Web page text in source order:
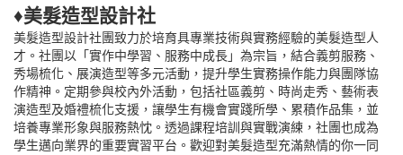
♦美髮造型設計社
美髮造型設計社團致力於培育具專業技術與實務經驗的美髮造型人
才。社團以「實作中學習、服務中成長」為宗旨，結合義剪服務、
秀場梳化、展演造型等多元活動，提升學生實務操作能力與團隊協
作精神。定期參與校內外活動，包括社區義剪、時尚走秀、藝術表
演造型及婚禮梳化支援，讓學生有機會實踐所學、累積作品集，並
培養專業形象與服務熱忱。透過課程培訓與實戰演練，社團也成為
學生邁向業界的重要實習平台。歡迎對美髮造型充滿熱情的你一同